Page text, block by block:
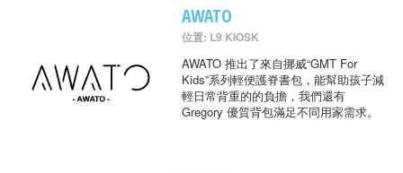
AWATO
位置: L9 KIOSK
AWATO 推出了來自挪威“GMT For
Kids”系列輕便護脊書包，能幫助孩子減
輕日常背重的的負擔，我們還有
Gregory 優質背包滿足不同用家需求。